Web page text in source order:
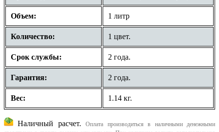
Объем: 1 литр
Количество: 1 цвет.
Срок службы: 2 года.
Гарантия: 2 года.
Вес: 1.14 кг.
Наличный расчет.
Оплата производиться в наличными денежными